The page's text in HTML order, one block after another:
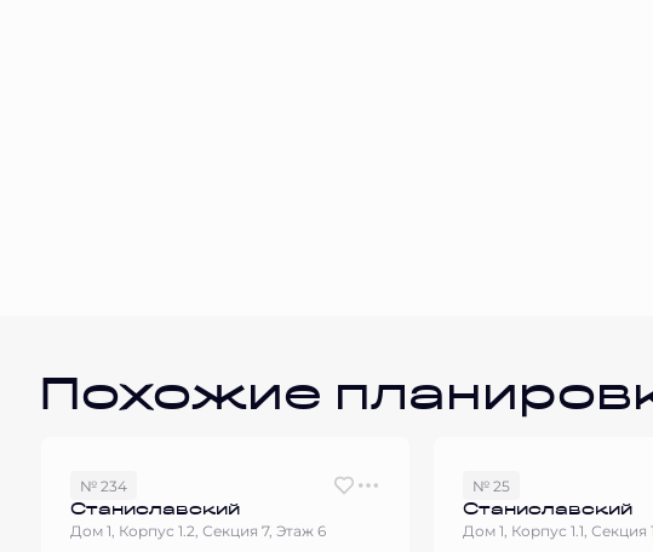
Похожие
№ 234
Станиславский
Дом 1, Корпус 1.2, Секция 7, Этаж 6
№ 25
Станиславский
Дом 1, Корпус 1.1, Секция